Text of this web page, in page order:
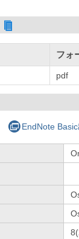
フォ
pdf
EndNote Basic